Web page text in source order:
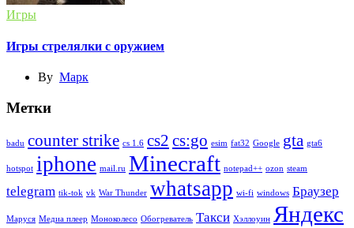
Игры
Игры стрелялки с оружием
By Марк
Метки
badu counter strike cs 1.6 cs2 cs:go esim fat32 Google gta gta6
hotspot iphone mail.ru Minecraft notepad++ ozon steam
telegram tik-tok vk War Thunder whatsapp wi-fi windows Браузер
Маруся Медиа плеер Моноколесо Обогреватель Такси Хэллоуин Яндекс